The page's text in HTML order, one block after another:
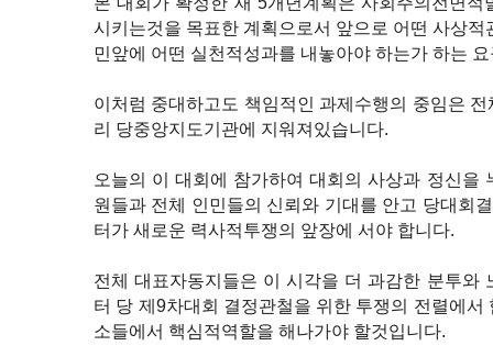
시키는것을 목표한 계획으로서 앞으로 어떤 사상
민앞에 어떤 실천적성과를 내놓아야 하는가 하는
이처럼 중대하고도 책임적인 과제수행의 중임은
리 당중앙지도기관에 지워져있습니다.
오늘의 이 대회에 참가하여 대회의 사상과 정신을
원들과 전체 인민들의 신뢰와 기대를 안고 당대회
터가 새로운 력사적투쟁의 앞장에 서야 합니다.
전체 대표자동지들은 이 시각을 더 과감한 분투와
터 당 제9차대회 결정관철을 위한 투쟁의 전렬에
소들에서 핵심적역할을 해나가야 할것입니다.